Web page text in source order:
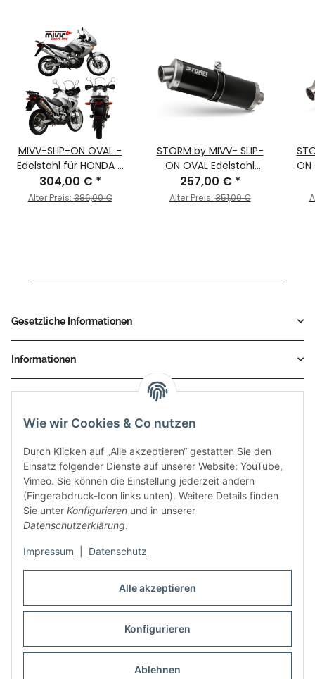
Alle akzeptieren
Konfigurieren
Ablehnen
Wie wir Cookies & Co nutzen
Durch Klicken auf „Alle akzeptieren“ gestatten Sie den
Einsatz folgender Dienste auf unserer Website: YouTube,
Vimeo. Sie können die Einstellung jederzeit ändern
(Fingerabdruck-Icon links unten). Weitere Details finden
Sie unter Konfigurieren und in unserer
Datenschutzerklärung.
Impressum Datenschutz
MIVV-SLIP-ON OVAL -
Edelstahl für HONDA -
XLV 650 TRANSALP BJ.
2000 > 2004 - H.023.LX1
304,00 € *
Alter Preis:386,00 €
STORM by MIVV- SLIP-
ON OVAL Edelstahl
Schwarz für HONDA XLV
650 TRANSALP Bj. 2000 >
257,00 € *
Alter Preis:351,00 €
ON
Gesetzliche Informationen
Informationen
02303 – 983 77 27
Mo – Fr, 10:00 - 17:00 Uhr
Vertrag widerrufen
* Alle Preise inkl. gesetzlicher USt., zzgl.Versand